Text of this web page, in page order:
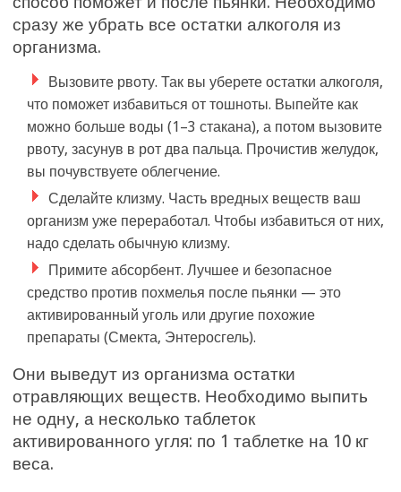
сразу же убрать все остатки алкоголя из
организма.
Вызовите рвоту. Так вы уберете остатки алкоголя,
что поможет избавиться от тошноты. Выпейте как
можно больше воды (1–3 стакана), а потом вызовите
рвоту, засунув в рот два пальца. Прочистив желудок,
вы почувствуете облегчение.
Сделайте клизму. Часть вредных веществ ваш
организм уже переработал. Чтобы избавиться от них,
надо сделать обычную клизму.
Примите абсорбент. Лучшее и безопасное
средство против похмелья после пьянки — это
активированный уголь или другие похожие
препараты (Смекта, Энтеросгель).
Они выведут из организма остатки
отравляющих веществ. Необходимо выпить
не одну, а несколько таблеток
активированного угля: по 1 таблетке на 10 кг
веса.